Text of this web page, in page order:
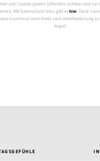
und Cookies gesetzt (öffentlich sichtbar sind nur
Alle Datenschutz-Infos gibt eshier. Dank
manchmal nicht direkt nach Veröffentlichung
Angst).